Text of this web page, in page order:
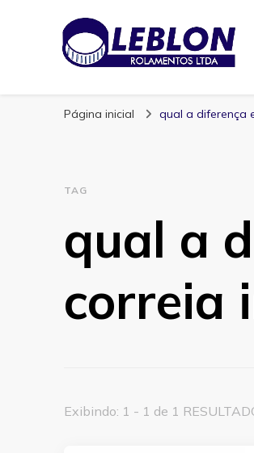
Blog |
Página inicial qual a diferença
TAG
qual a
correia
Exibindo: 1 - 1 de 1